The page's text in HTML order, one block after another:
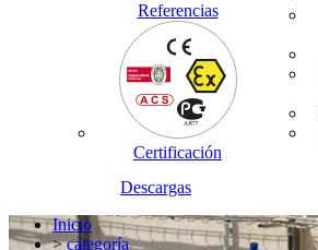
Referencias
Certificación
Descargas
Inicio
>categoría